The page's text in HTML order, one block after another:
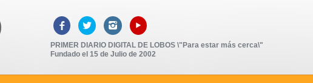
   ▸
PRIMER DIARIO DIGITAL DE LOBOS \"Para estar más cerca\"
Fundado el 15 de Julio de 2002